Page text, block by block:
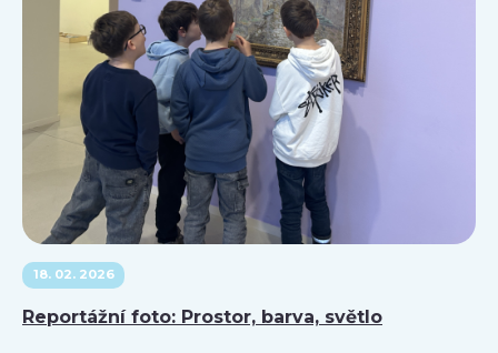
18. 02. 2026
Reportážní foto: Prostor, barva, světlo